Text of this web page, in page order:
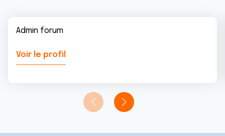
Admin forum
Voir le profil